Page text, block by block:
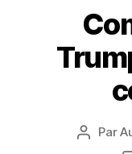
Auteur
Par